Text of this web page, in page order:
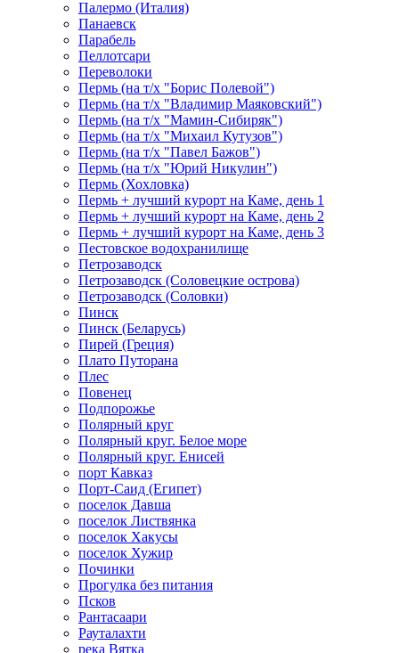
Палермо (Италия)
Панаевск
Парабель
Пеллотсари
Переволоки
Пермь (на т/х "Борис Полевой")
Пермь (на т/х "Владимир Маяковский")
Пермь (на т/х "Мамин-Сибиряк")
Пермь (на т/х "Михаил Кутузов")
Пермь (на т/х "Павел Бажов")
Пермь (на т/х "Юрий Никулин")
Пермь (Хохловка)
Пермь + лучший курорт на Каме, день 1
Пермь + лучший курорт на Каме, день 2
Пермь + лучший курорт на Каме, день 3
Пестовское водохранилище
Петрозаводск
Петрозаводск (Соловецкие острова)
Петрозаводск (Соловки)
Пинск
Пинск (Беларусь)
Пирей (Греция)
Плато Путорана
Плес
Повенец
Подпорожье
Полярный круг
Полярный круг. Белое море
Полярный круг. Енисей
порт Кавказ
Порт-Саид (Египет)
поселок Давша
поселок Листвянка
поселок Хакусы
поселок Хужир
Починки
Прогулка без питания
Псков
Рантасаари
Рауталахти
река Вятка